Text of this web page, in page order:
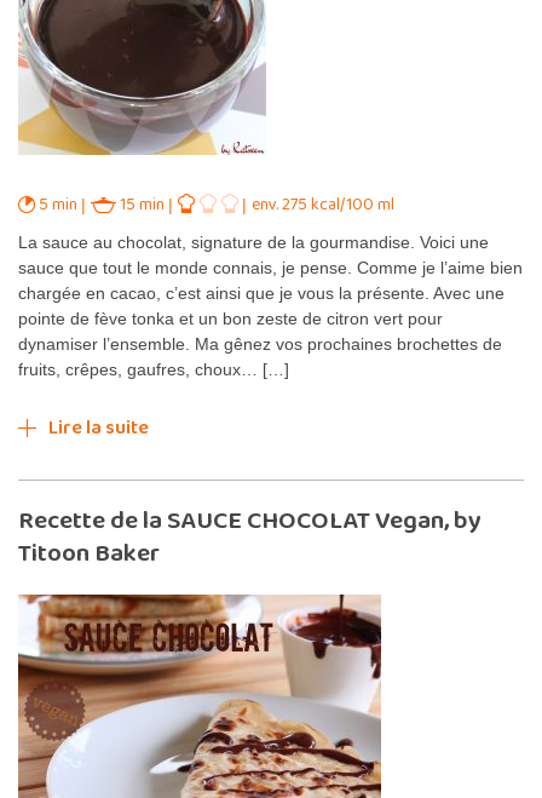
5 min 15 min env. 275 kcal/100 ml
La sauce au chocolat, signature de la gourmandise. Voici une
sauce que tout le monde connais, je pense. Comme je l’aime bien
chargée en cacao, c’est ainsi que je vous la présente. Avec une
pointe de fève tonka et un bon zeste de citron vert pour
dynamiser l’ensemble. Ma gênez vos prochaines brochettes de
fruits, crêpes, gaufres, choux… […]
Lire la suite
Recette de la SAUCE CHOCOLAT Vegan, by
Titoon Baker